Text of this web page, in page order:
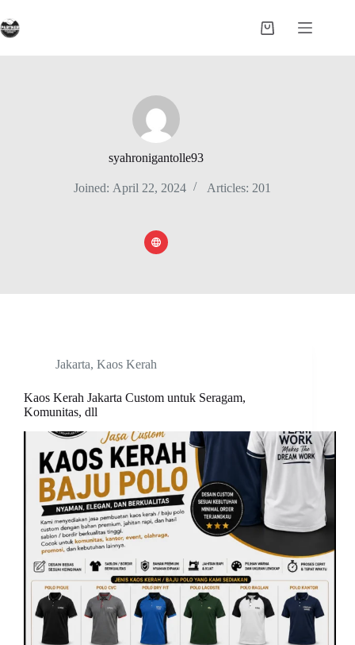
to
content
Shopping
syahronigantolle93
Joined: April 22, 2024 Articles: 201
Jakarta, Kaos Kerah
Kaos Kerah Jakarta Custom untuk Seragam,
Komunitas, dll